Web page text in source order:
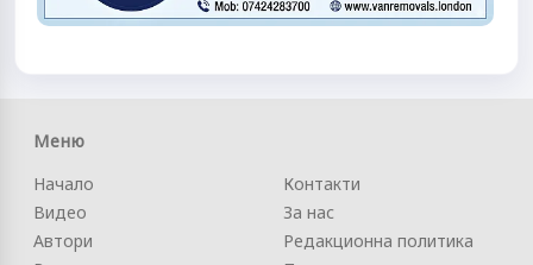
Меню
Начало
Видео
Автори
Контакти
За нас
Редакционна политика